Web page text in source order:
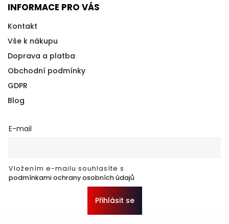
INFORMACE PRO VÁS
Kontakt
Vše k nákupu
Doprava a platba
Obchodní podmínky
GDPR
Blog
E-mail
Vložením e-mailu souhlasíte s
podmínkami ochrany osobních údajů
Přihlásit se